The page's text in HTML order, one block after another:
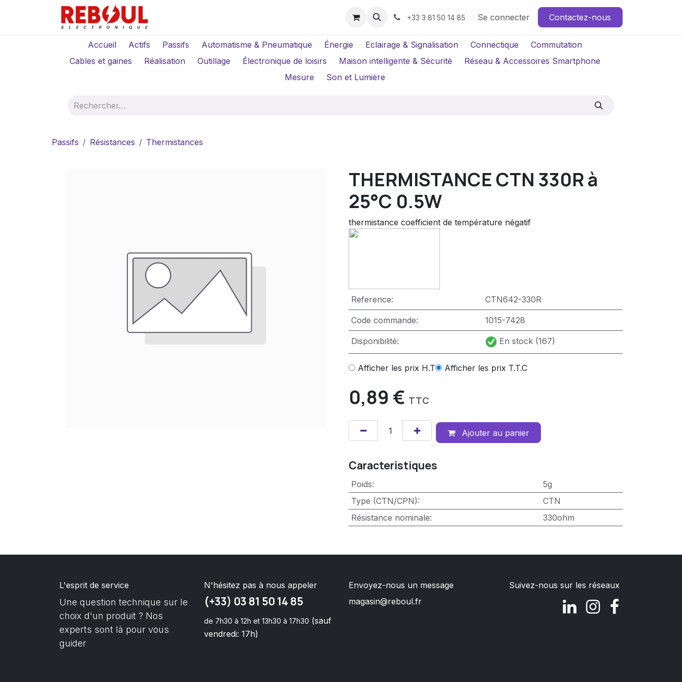
Se rendre au contenu
Location Caméras +33 3 81 50 14 85 Se connecter Contactez-nous
Accueil Actifs Passifs Automatisme & Pneumatique Énergie Eclairage & Signalisation Connectique
Commutation
Cables et gaines
Réalisation Outillage Électronique de loisirs Maison intelligente & Sécurité
Réseau & Accessoires Smartphone
Mesure
Son et Lumière
Passifs Résistances Thermistances
THERMISTANCE CTN 330R à
25°C 0.5W
thermistance coefficient de température négatif
Reference: CTN642-330R
Code commande: 1015-7428
Disponibilité: En stock (167)
Afficher les prix H.T Afficher les prix T.T.C
0,89 € TTC
Ajouter au panier
Caracteristiques
Poids:
5g
Type (CTN/CPN):
CTN
Résistance nominale: 330ohm
L'esprit de service
Une question technique sur le
choix d'un produit ? Nos
experts sont là pour vous
guider
N'hésitez pas à nous appeler
(+33) 03 81 50 14 85
de 7h30 à 12h et 13h30 à 17h30 (sauf
vendredi: 17h)
Envoyez-nous un message
magasin@reboul.fr
Suivez-nous sur les réseaux